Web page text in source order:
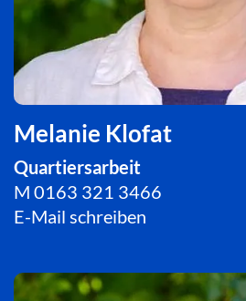
Melanie Klofat
Quartiersarbeit
M 0163 321 3466
E-Mail schreiben